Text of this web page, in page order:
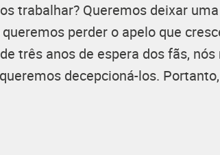
trabalhar? Queremos deixar
perder o apelo que
três anos de espera dos fãs, nós
decepcioná-los.